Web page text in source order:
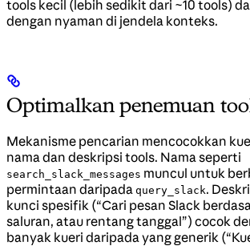
tools kecil (lebih sedikit dari ~10 tools)
dengan nyaman di jendela konteks.
Optimalkan penemuan
Mekanisme pencarian mencocokkan
nama dan deskripsi tools. Nama seperti
search_slack_messages muncul untuk
permintaan daripada query_slack.
kunci spesifik (“Cari pesan Slack
saluran, atau rentang tanggal”) cocok
banyak kueri daripada yang generik